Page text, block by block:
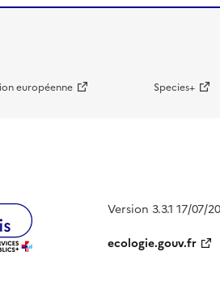
européenne Species+
Version 3.3.1 17/07/
ecologie.gouv.fr